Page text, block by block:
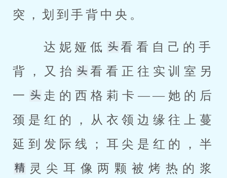
突，划到手背中央。
达妮娅低
看看自己的手
背，又抬
看看正往实训室另
一
走的西格莉卡——她的后
颈是红的，从衣领边缘往上蔓
延到发际线；耳尖是红的，半
灵尖耳像两颗被烤热的浆